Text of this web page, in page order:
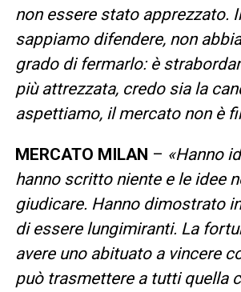
non essere stato apprezzato.
sappiamo difendere, non
grado di fermarlo: è
più attrezzata, credo sia la
aspettiamo, il mercato non è
MERCATO MILAN – «Hanno
hanno scritto niente e le idee
giudicare. Hanno dimostrato
di essere lungimiranti. La
avere uno abituato a vincere
può trasmettere a tutti quella